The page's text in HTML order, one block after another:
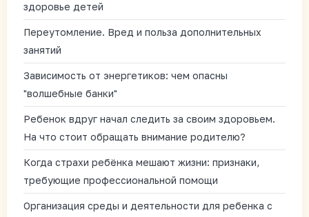
здоровье детей
Переутомление. Вред и польза дополнительных
занятий
Зависимость от энергетиков: чем опасны
"волшебные банки"
Ребенок вдруг начал следить за своим здоровьем.
На что стоит обращать внимание родителю?
Когда страхи ребёнка мешают жизни: признаки,
требующие профессиональной помощи
Организация среды и деятельности для ребенка с